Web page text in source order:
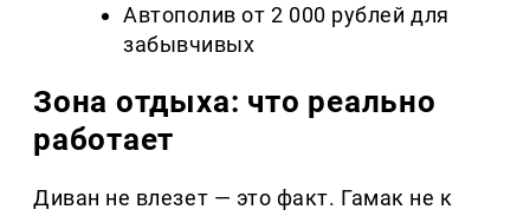
Автополив от 2 000 рублей для
забывчивых
Зона отдыха: что реально
работает
Диван не влезет — это факт. Гамак не к